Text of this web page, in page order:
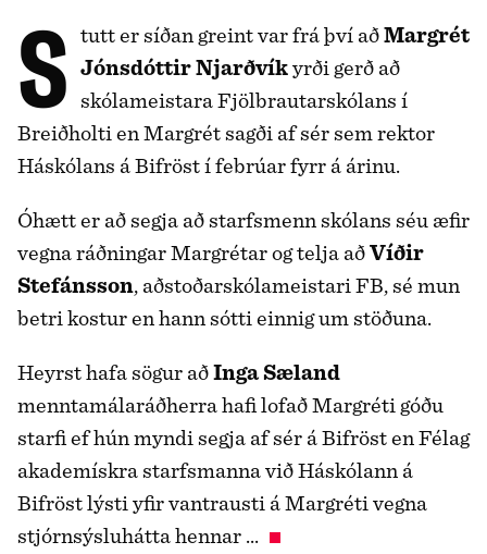
Stutt er síðan greint var frá því aðMargrét
Jónsdóttir Njarðvíkyrði gerð að
skólameistara Fjölbrautarskólans í
Breiðholti en Margrét sagði af sér sem rektor
Háskólans á Bifröst í febrúar fyrr á árinu.
Óhætt er að segja að starfsmenn skólans séu æfir
vegna ráðningar Margrétar og telja aðVíðir
Stefánsson, aðstoðarskólameistari FB, sé mun
betri kostur en hann sótti einnig um stöðuna.
Heyrst hafa sögur aðInga Sæland
menntamálaráðherra hafi lofað Margréti góðu
starfi ef hún myndi segja af sér á Bifröst en Félag
akademískra starfsmanna við Háskólann á
Bifröst lýsti yfir vantrausti á Margréti vegna
stjórnsýsluhátta hennar ...